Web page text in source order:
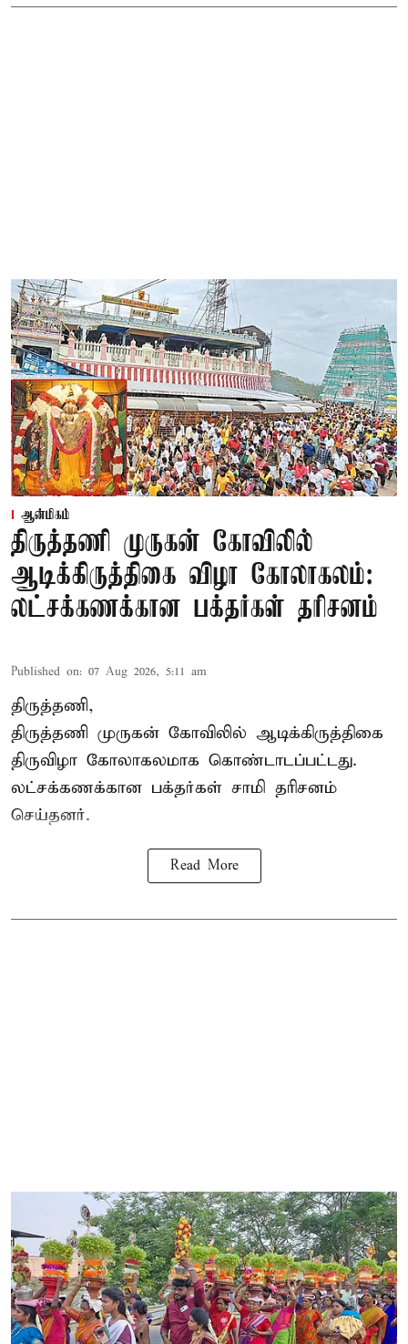
ஆன்மிகம்
திருத்தணி முருகன் கோவிலில்
ஆடிக்கிருத்திகை விழா கோலாகலம்:
லட்சக்கணக்கான பக்தர்கள் தரிசனம்
Published on: 07 Aug 2026, 5:11 am
திருத்தணி,
திருத்தணி முருகன் கோவிலில் ஆடிக்கிருத்திகை
திருவிழா கோலாகலமாக கொண்டாடப்பட்டது.
லட்சக்கணக்கான பக்தர்கள் சாமி தரிசனம்
செய்தனர்.
Read More